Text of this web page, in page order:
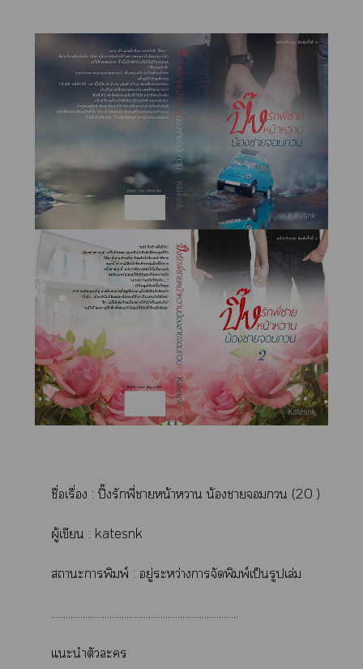
ชื่อเรื่อง : ปิ๊งรักพี่าหน้าา น้องา (20 )
ผู้เขียน : katesnk
าะาพิมพ์ : อยู่ระหว่างาจัดพิมพ์เป็นรูปเล่ม
.............................................................................
แะนำตัวะ